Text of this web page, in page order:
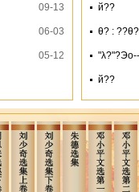
09-13
06-03
05-12
й??
θ? :
й??